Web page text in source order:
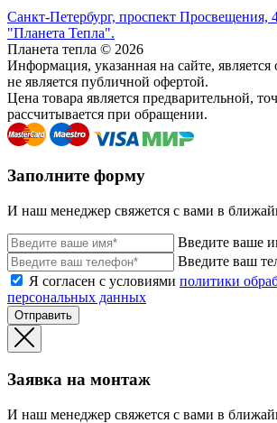
Санкт-Петербург, проспект Просвещения,
"Планета Тепла".
Планета тепла © 2026
Информация, указанная на сайте, является
не является публичной офертой.
Цена товара является предварительной,
рассчитывается при обращении.
Заполните форму
И наш менеджер свяжется с вами в
Введите ваше
Введите ваш
Я согласен с условиями политики
персональных данных
Отправить
Заявка на монтаж
И наш менеджер свяжется с вами в